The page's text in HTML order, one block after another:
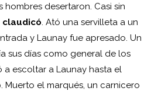
desertaron. Casi sin
claudicó. Ató una servilleta a un
y Launay fue apresado. Un
sus días como general de los
escoltar a Launay hasta el
el marqués, un carnicero